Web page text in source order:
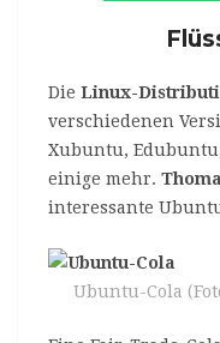
Die Linux-
verschiedenen
Xubuntu,
einige mehr.
interessante
Ubuntu-Cola